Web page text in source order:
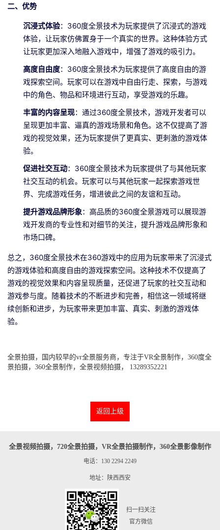
二、优势
沉浸式体验：360度全景技术为玩家提供了沉浸式的游戏
体验，让玩家仿佛置身于一个真实的世界。这种体验方式
让玩家更加深入地融入游戏中，增强了游戏的吸引力。
高度自由度：360度全景技术为玩家提供了高度自由的游
戏探索空间。玩家可以在游戏中自由行走、探索，与游戏
中的角色、物品和环境进行互动，享受游戏的乐趣。
丰富的内容呈现：通过360度全景技术，游戏开发者可以
呈现更加丰富、逼真的游戏场景和角色。这不仅提高了游
戏的视觉效果，还为玩家提供了更真实、更刺激的游戏体
验。
促进社交互动：360度全景技术为玩家提供了与其他玩家
社交互动的机会。玩家可以与其他玩家一起探索游戏世
界、完成游戏任务，增进彼此之间的友谊和互动。
提升游戏品牌形象：高品质的360度全景游戏可以展现游
戏开发商的专业性和对细节的关注，提升游戏品牌形象和
市场口碑。
总之，360度全景技术在360游戏中的应用为玩家带来了沉浸式
的游戏体验和高度自由的游戏探索空间。这种技术不仅提高了
游戏的视觉效果和内容呈现质量，还促进了玩家的社交互动和
游戏参与度。随着技术的不断进步和完善，相信这一领域将继
续创新和进步，为玩家带来更加丰富、真实、刺激的游戏体
验。
全景拍摄，国内较早的vr全景服务商，专注于VR全景制作，360度全
景拍摄，360全景制作，全景视频拍摄， 13289352221
返回上级
全景视频拍摄，720全景拍摄，VR全景拍摄制作，360全景影像制作
电话：130 2294 2249
地址：陕西西安
扫一扫关注
官方微信